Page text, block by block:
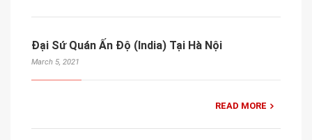
Đại Sứ Quán Ấn Độ (India) Tại Hà Nội
March 5, 2021
READ MORE